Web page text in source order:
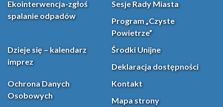
Ekointerwencja-zgłoś
spalanie odpadów
Sesje Rady Miasta
Program „Czyste
Powietrze”
Dzieje się – kalendarz
imprez
Środki Unijne
Deklaracja dostępności
Ochrona Danych
Osobowych
Kontakt
Mapa strony